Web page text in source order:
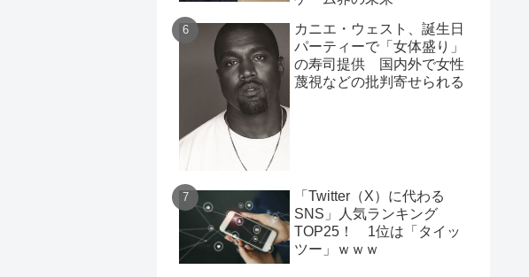
カニエ・ウェスト、誕生日
パーティーで「女体盛り」
の寿司提供 国内外で女性
蔑視などの批判寄せられる
「Twitter（X）に代わる
SNS」人気ランキング
TOP25！ 1位は「タイッ
ツー」ｗｗｗ